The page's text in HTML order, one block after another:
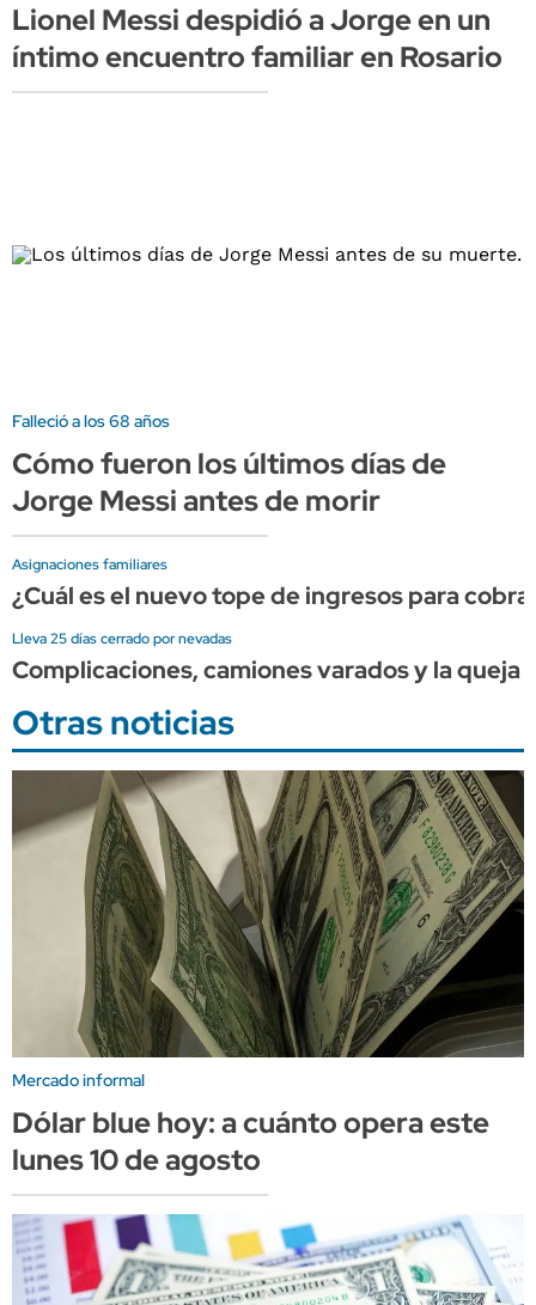
Lionel Messi despidió a Jorge en un
íntimo encuentro familiar en Rosario
Falleció a los 68 años
Cómo fueron los últimos días de
Jorge Messi antes de morir
Asignaciones familiares
¿Cuál es el nuevo tope de ingresos para
Lleva 25 días cerrado por nevadas
Complicaciones, camiones varados y la
Otras noticias
Mercado informal
Dólar blue hoy: a cuánto opera este
lunes 10 de agosto